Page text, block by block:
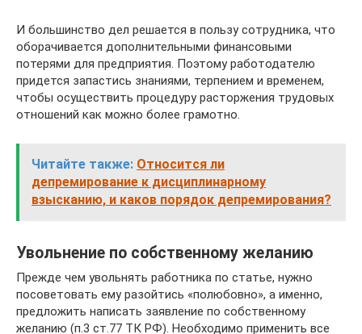
И большинство дел решается в пользу сотрудника, что
оборачивается дополнительными финансовыми
потерями для предприятия. Поэтому работодателю
придется запастись знаниями, терпением и временем,
чтобы осуществить процедуру расторжения трудовых
отношений как можно более грамотно.
Читайте также: Относится ли
депремирование к дисциплинарному
взысканию, и каков порядок депремирования?
Увольнение по собственному желанию
Прежде чем увольнять работника по статье, нужно
посоветовать ему разойтись «полюбовно», а именно,
предложить написать заявление по собственному
желанию (п.3 ст.77 ТК РФ). Необходимо применить все